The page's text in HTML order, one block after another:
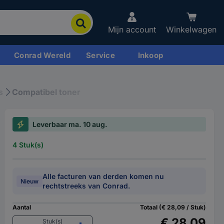
Mijn account Winkelwagen
Conrad Wereld Service Inkoop
Compatibel toner
Leverbaar ma. 10 aug.
4 Stuk(s)
Nieuw
Alle facturen van derden komen nu
rechtstreeks van Conrad.
Aantal
Stuk(s)
Totaal (€ 28,09 / Stuk)